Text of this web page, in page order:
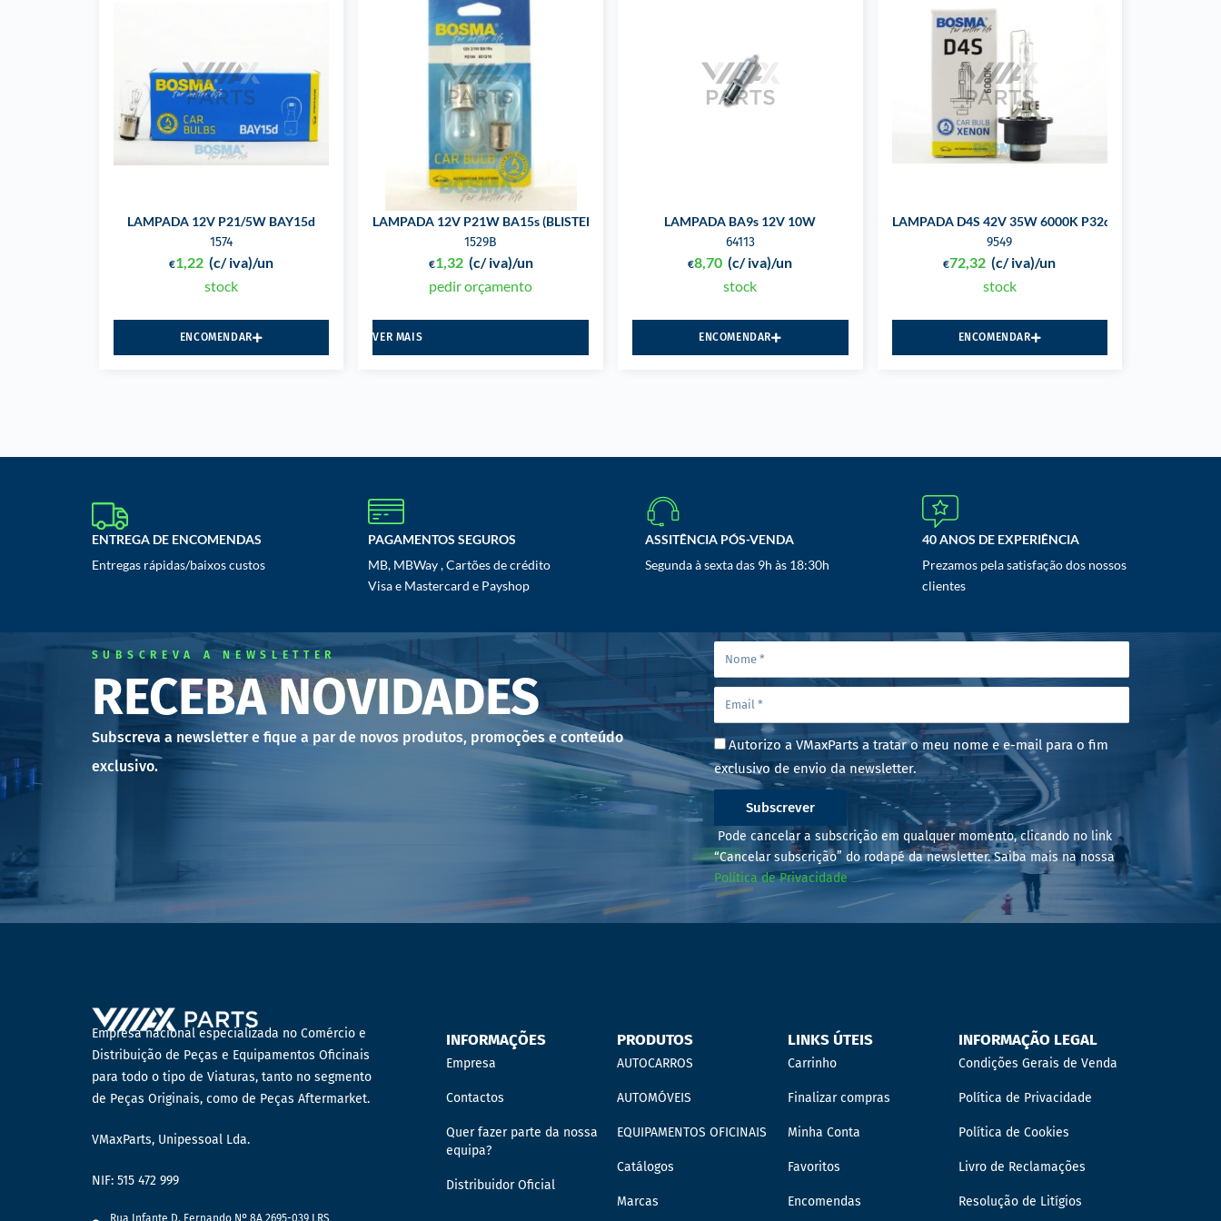
LAMPADA 12V P21/5W BAY15d
1574
€1,22 (c/ iva)/un
stock
ENCOMENDAR
LAMPADA 12V P21W BA15s (BLISTER)
1529B
€1,32 (c/ iva)/un
pedir orçamento
VER MAIS
LAMPADA BA9s 12V 10W
64113
€8,70 (c/ iva)/un
stock
ENCOMENDAR
LAMPADA D4S 42V 35W 6000K P32d-5
9549
€72,32 (c/ iva)/un
stock
ENCOMENDAR
ENTREGA DE ENCOMENDAS
Entregas rápidas/baixos custos
PAGAMENTOS SEGUROS
MB, MBWay , Cartões de crédito
Visa e Mastercard e Payshop
ASSITÊNCIA PÓS-VENDA
Segunda à sexta das 9h às 18:30h
40 ANOS DE EXPERIÊNCIA
Prezamos pela satisfação dos nossos
clientes
SUBSCREVA A NEWSLETTER
RECEBA NOVIDADES
Subscreva a newsletter e fique a par de novos produtos, promoções e conteúdo
exclusivo.
Autorizo a VMaxParts a tratar o meu nome e e-mail para o fim
exclusivo de envio da newsletter.
Subscrever
Pode cancelar a subscrição em qualquer momento, clicando no link
“Cancelar subscrição” do rodapé da newsletter. Saiba mais na nossa
Política de Privacidade
Empresa nacional especializada no Comércio e
Distribuição de Peças e Equipamentos Oficinais
para todo o tipo de Viaturas, tanto no segmento
de Peças Originais, como de Peças Aftermarket.
VMaxParts, Unipessoal Lda.
NIF: 515 472 999
Rua Infante D. Fernando Nº 8A 2695-039 LRS
INFORMAÇÕES
Empresa
Contactos
Quer fazer parte da nossa
equipa?
Distribuidor Oficial
PRODUTOS
AUTOCARROS
AUTOMÓVEIS
EQUIPAMENTOS OFICINAIS
Catálogos
Marcas
LINKS ÚTEIS
Carrinho
Finalizar compras
Minha Conta
Favoritos
Encomendas
INFORMAÇÃO LEGAL
Condições Gerais de Venda
Política de Privacidade
Política de Cookies
Livro de Reclamações
Resolução de Litígios